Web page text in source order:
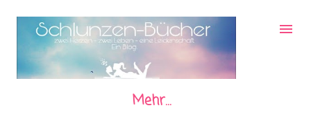
Direkt zum Hauptbereich
Mehr…